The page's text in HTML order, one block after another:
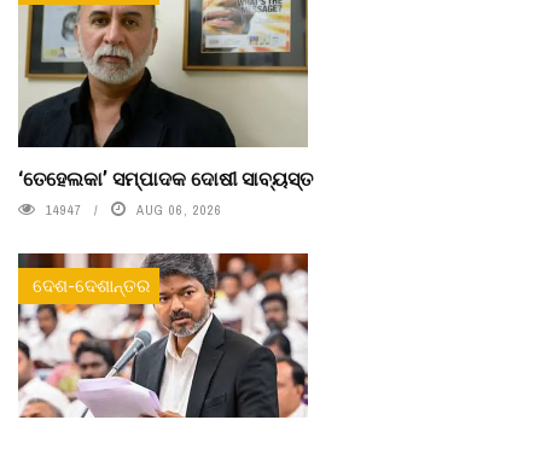
‘ତେହେଲକା’ ସମ୍ପାଦକ ଦୋଷୀ ସାବ୍ୟସ୍ତ
14947 AUG 06, 2026
ଦେଶ-ଦେଶାନ୍ତର